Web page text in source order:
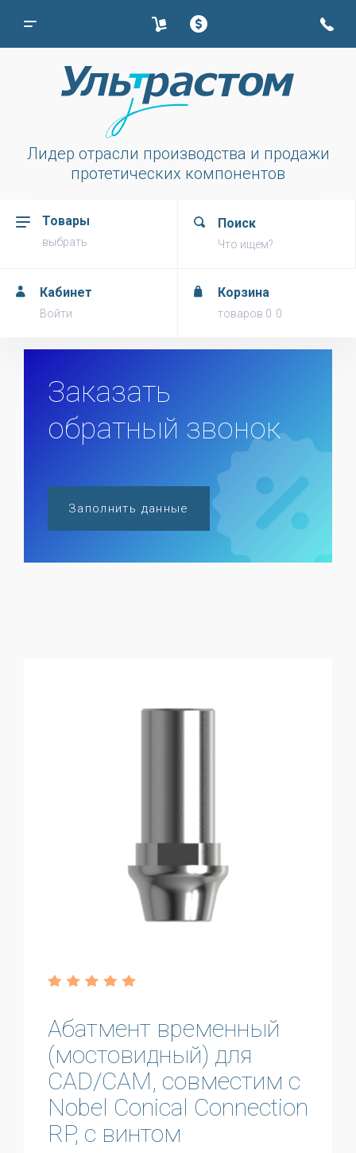
Лидер отрасли производства и продажи
протетических компонентов
Товары
выбрать
Поиск
Что ищем?
Кабинет
Войти
Корзина
товаров 0
Заказать
обратный звонок
Заполнить данные
Абатмент временный
(мостовидный) для
CAD/CAM, совместим с
Nobel Conical Connection
RP, с винтом